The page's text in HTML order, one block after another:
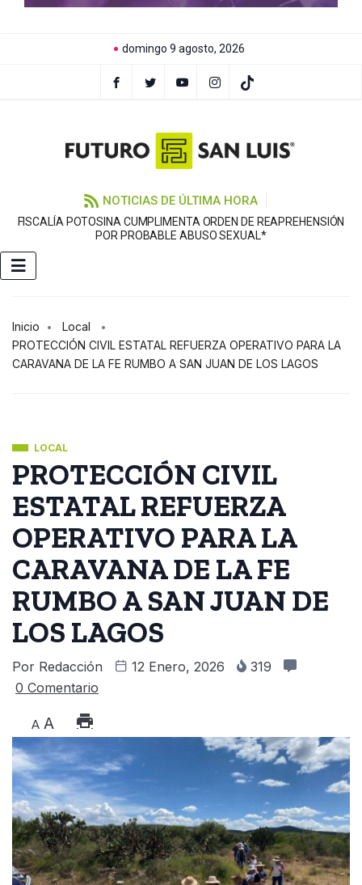
domingo 9 agosto, 2026
NOTICIAS DE ÚLTIMA HORA
FISCALÍA POTOSINA CUMPLIMENTA ORDEN DE REAPREHENSIÓN
POR PROBABLE ABUSO SEXUAL*
Inicio
Local
PROTECCIÓN CIVIL ESTATAL REFUERZA OPERATIVO PARA LA
CARAVANA DE LA FE RUMBO A SAN JUAN DE LOS LAGOS
LOCAL
PROTECCIÓN CIVIL
ESTATAL REFUERZA
OPERATIVO PARA LA
CARAVANA DE LA FE
RUMBO A SAN JUAN DE
LOS LAGOS
Por Redacción 12 Enero, 2026
319
0 Comentario
A A